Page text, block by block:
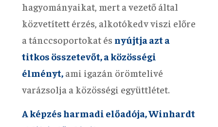
hagyományaikat, mert a vezető által
közvetített érzés, alkotókedv viszi előre
a tánccsoportokat és nyújtja azt a
titkos összetevőt, a közösségi
élményt,ami igazán örömtelivé
varázsolja a közösségi együttlétet.
A képzés harmadi előadója, Winhardt